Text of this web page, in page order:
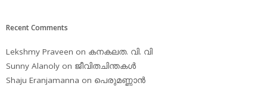
Recent Comments
Lekshmy Praveen on കനകലത. വി. വി
Sunny Alanoly on ജീവിതചിന്തകള്‍
Shaju Eranjamanna on പെരുമണ്ണാന്‍